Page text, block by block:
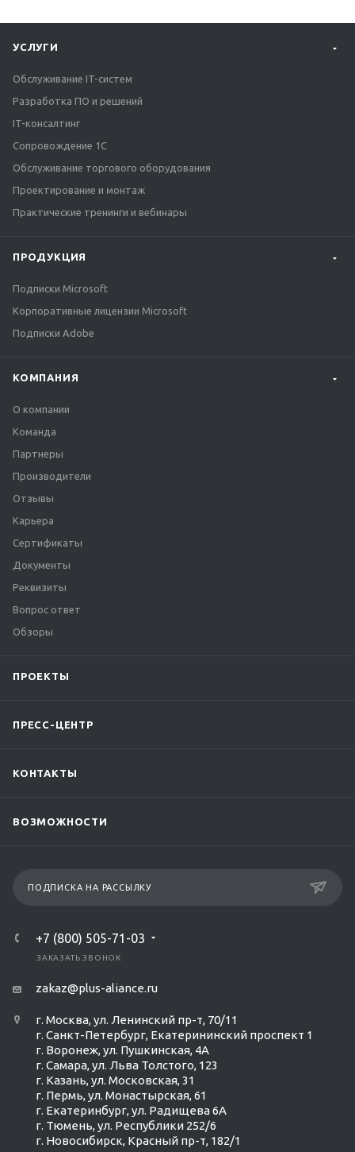
УСЛУГИ
Обслуживание IT-систем
Разработка ПО и решений
IT-консалтинг
Сопровождение 1С
Обслуживание торгового оборудования
Проектирование и монтаж
Практические тренинги и вебинары
ПРОДУКЦИЯ
Подписки Microsoft
Корпоративные лицензии Microsoft
Подписки Adobe
КОМПАНИЯ
О компании
Команда
Партнеры
Производители
Отзывы
Карьера
Сертификаты
Документы
Реквизиты
Вопрос ответ
Обзоры
ПРОЕКТЫ
ПРЕСС-ЦЕНТР
КОНТАКТЫ
ВОЗМОЖНОСТИ
ПОДПИСКА НА РАССЫЛКУ
+7 (800) 505-71-03
ЗАКАЗАТЬ ЗВОНОК
zakaz@plus-aliance.ru
г. Москва, ул. Ленинский пр-т, 70/11
г. Санкт-Петербург, Екатерининский проспект 1
г. Воронеж, ул. Пушкинская, 4А
г. Самара, ул. Льва Толстого, 123
г. Казань, ул. Московская, 31
г. Пермь, ул. Монастырская, 61
г. Екатеринбург, ул. Радищева 6А
г. Тюмень, ул. Республики 252/6
г. Новосибирск, Красный пр-т, 182/1